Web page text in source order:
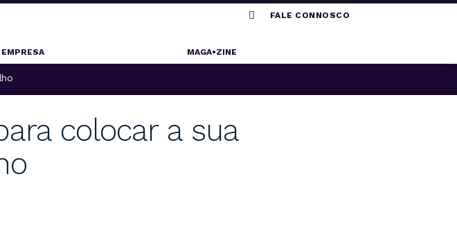
 FALE CONNOSCO
EMPRESA MAGA•ZINE
colocar a sua